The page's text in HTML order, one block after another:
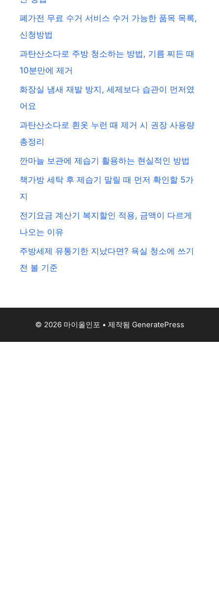
폐가전 무료 수거 서비스 수거 가능한 품목 목록,
신청방법
과탄산소다로 주방 청소하는 방법, 기름 찌든 때
10분만에 제거
화장실 냄새 재발 방지, 세제보다 습관이 먼저였
어요
과탄산소다로 흰옷 누런 때 제거 시 권장 사용량
총정리
깐마늘 보관에 제습기 활용하는 현실적인 방법
책가방 세탁 후 제습기 말릴 때 먼저 확인할 5가
지
전기요금 계산기 복지할인 적용, 금액이 다르게
나오는 이유
주방세제 유통기한 지났다면? 욕실 청소에 쓰기
전 볼 기준
© 2026 마이올인포 • 제작됨 GeneratePress